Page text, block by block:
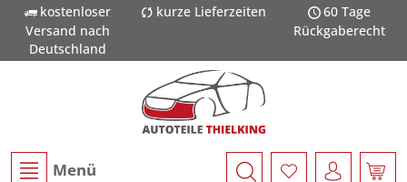
kostenloser
Versand nach
Deutschland
kurze Lieferzeiten
60 Tage
Rückgaberecht
Menü